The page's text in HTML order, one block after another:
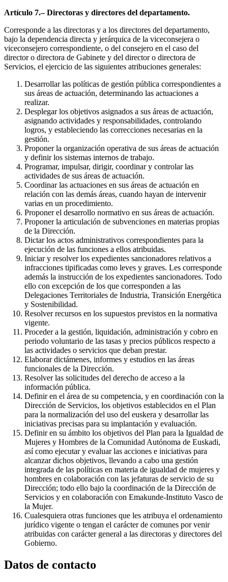
Artículo 7.– Directoras y directores del departamento.
Corresponde a las directoras y a los directores del departamento,
bajo la dependencia directa y jerárquica de la viceconsejera o
viceconsejero correspondiente, o del consejero en el caso del
director o directora de Gabinete y del director o directora de
Servicios, el ejercicio de las siguientes atribuciones generales:
Desarrollar las políticas de gestión pública correspondientes a
sus áreas de actuación, determinando las actuaciones a
realizar.
Desplegar los objetivos asignados a sus áreas de actuación,
asignando actividades y responsabilidades, controlando
logros, y estableciendo las correcciones necesarias en la
gestión.
Proponer la organización operativa de sus áreas de actuación
y definir los sistemas internos de trabajo.
Programar, impulsar, dirigir, coordinar y controlar las
actividades de sus áreas de actuación.
Coordinar las actuaciones en sus áreas de actuación en
relación con las demás áreas, cuando hayan de intervenir
varias en un procedimiento.
Proponer el desarrollo normativo en sus áreas de actuación.
Proponer la articulación de subvenciones en materias propias
de la Dirección.
Dictar los actos administrativos correspondientes para la
ejecución de las funciones a ellos atribuidas.
Iniciar y resolver los expedientes sancionadores relativos a
infracciones tipificadas como leves y graves. Les corresponde
además la instrucción de los expedientes sancionadores. Todo
ello con excepción de los que corresponden a las
Delegaciones Territoriales de Industria, Transición Energética
y Sostenibilidad.
Resolver recursos en los supuestos previstos en la normativa
vigente.
Proceder a la gestión, liquidación, administración y cobro en
periodo voluntario de las tasas y precios públicos respecto a
las actividades o servicios que deban prestar.
Elaborar dictámenes, informes y estudios en las áreas
funcionales de la Dirección.
Resolver las solicitudes del derecho de acceso a la
información pública.
Definir en el área de su competencia, y en coordinación con la
Dirección de Servicios, los objetivos establecidos en el Plan
para la normalización del uso del euskera y desarrollar las
iniciativas precisas para su implantación y evaluación.
Definir en su ámbito los objetivos del Plan para la Igualdad de
Mujeres y Hombres de la Comunidad Autónoma de Euskadi,
así como ejecutar y evaluar las acciones e iniciativas para
alcanzar dichos objetivos, llevando a cabo una gestión
integrada de las políticas en materia de igualdad de mujeres y
hombres en colaboración con las jefaturas de servicio de su
Dirección; todo ello bajo la coordinación de la Dirección de
Servicios y en colaboración con Emakunde-Instituto Vasco de
la Mujer.
Cualesquiera otras funciones que les atribuya el ordenamiento
jurídico vigente o tengan el carácter de comunes por venir
atribuidas con carácter general a las directoras y directores del
Gobierno.
Datos de contacto